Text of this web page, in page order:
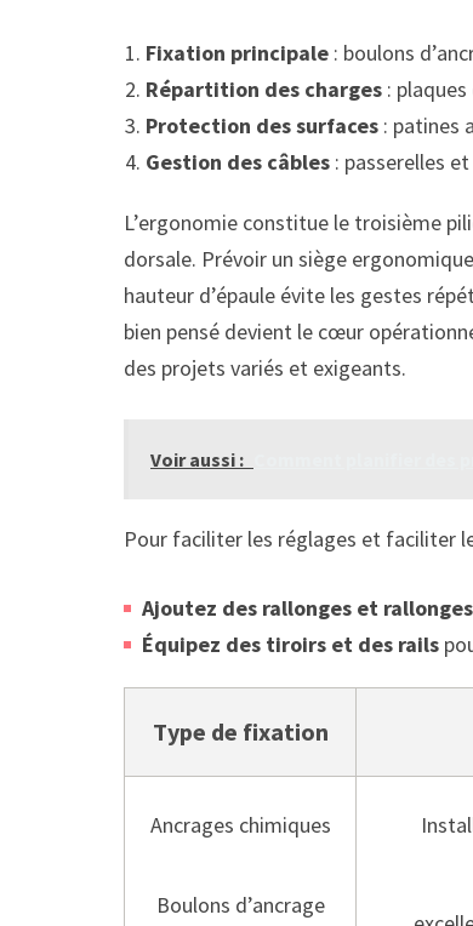
Fixation principale : boulons
Répartition des charges :
Protection des surfaces : patines
Gestion des câbles : passerelles
L’ergonomie constitue le troisième
dorsale. Prévoir un siège
hauteur d’épaule évite les gestes
bien pensé devient le cœur
des projets variés et exigeants.
Voir aussi :
Pour faciliter les réglages et faciliter
Ajoutez des rallonges et
Équipez des tiroirs et des rails
Type de fixation
Ancrages chimiques
Boulons d’ancrage